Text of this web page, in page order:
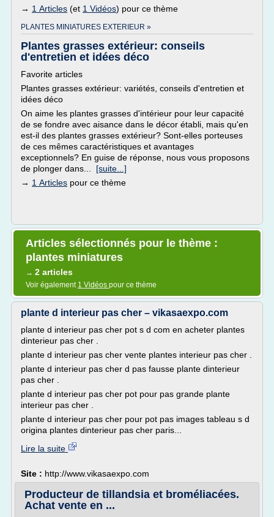
→ 1 Articles (et 1 Vidéos) pour ce thème
PLANTES MINIATURES EXTERIEUR »
Plantes grasses extérieur: conseils
d'entretien et idées déco
Favorite articles
Plantes grasses extérieur: variétés, conseils d'entretien et
idées déco
On aime les plantes grasses d'intérieur pour leur capacité
de se fondre avec aisance dans le décor établi, mais qu'en
est-il des plantes grasses extérieur? Sont-elles porteuses
de ces mêmes caractéristiques et avantages
exceptionnels? En guise de réponse, nous vous proposons
de plonger dans... [suite...]
→ 1 Articles pour ce thème
Articles sélectionnés pour le thème :
plantes miniatures
→ 2 articles
Voir également 1 Vidéos pour ce thème
plante d interieur pas cher – vikasaexpo.com
plante d interieur pas cher pot s d com en acheter plantes
dinterieur pas cher .
plante d interieur pas cher vente plantes interieur pas cher .
plante d interieur pas cher d pas fausse plante dinterieur
pas cher .
plante d interieur pas cher pot pour pas grande plante
interieur pas cher .
plante d interieur pas cher pour pot pas images tableau s d
origina plantes dinterieur pas cher paris...
Lire la suite
Site : http://www.vikasaexpo.com
Producteur de tillandsia et broméliacées.
Achat vente en ...